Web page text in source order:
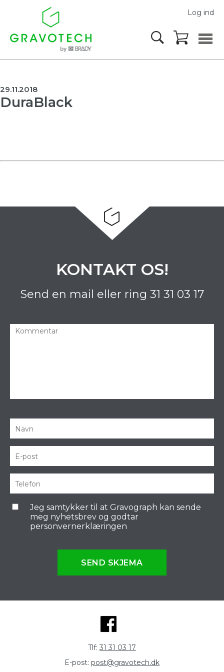
Log ind
29.11.2018
DuraBlack
KONTAKT OS!
Send en mail eller ring 31 31 03 17
Jeg samtykker til at Gravograph kan sende
meg nyhetsbrev og godtar
personvernerklæringen
SEND SKJEMA
Tlf: 31 31 03 17
E-post: post@gravotech.dk